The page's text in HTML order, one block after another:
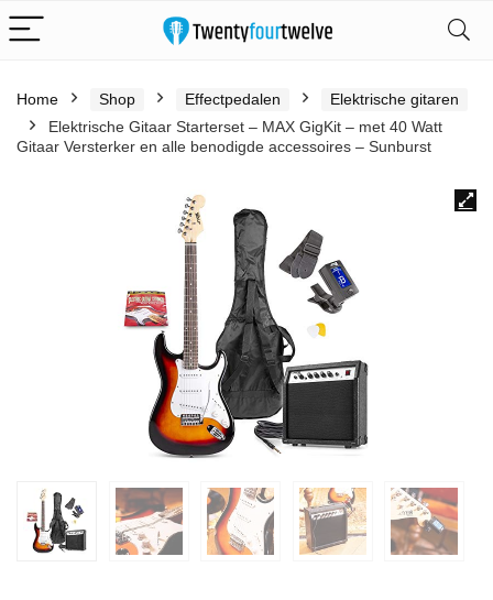
Home Shop Effectpedalen
Elektrische gitaren
Elektrische Gitaar Starterset – MAX GigKit – met 40 Watt
Gitaar Versterker en alle benodigde accessoires – Sunburst